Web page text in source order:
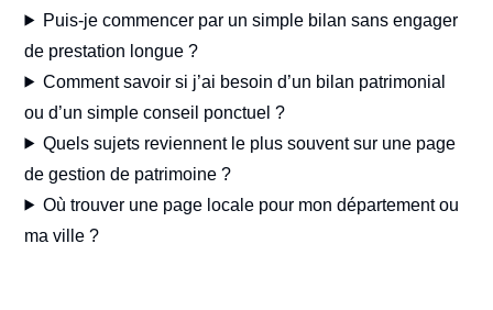
Puis-je commencer par un simple bilan sans engager
de prestation longue ?
Comment savoir si j’ai besoin d’un bilan patrimonial
ou d’un simple conseil ponctuel ?
Quels sujets reviennent le plus souvent sur une page
de gestion de patrimoine ?
Où trouver une page locale pour mon département ou
ma ville ?